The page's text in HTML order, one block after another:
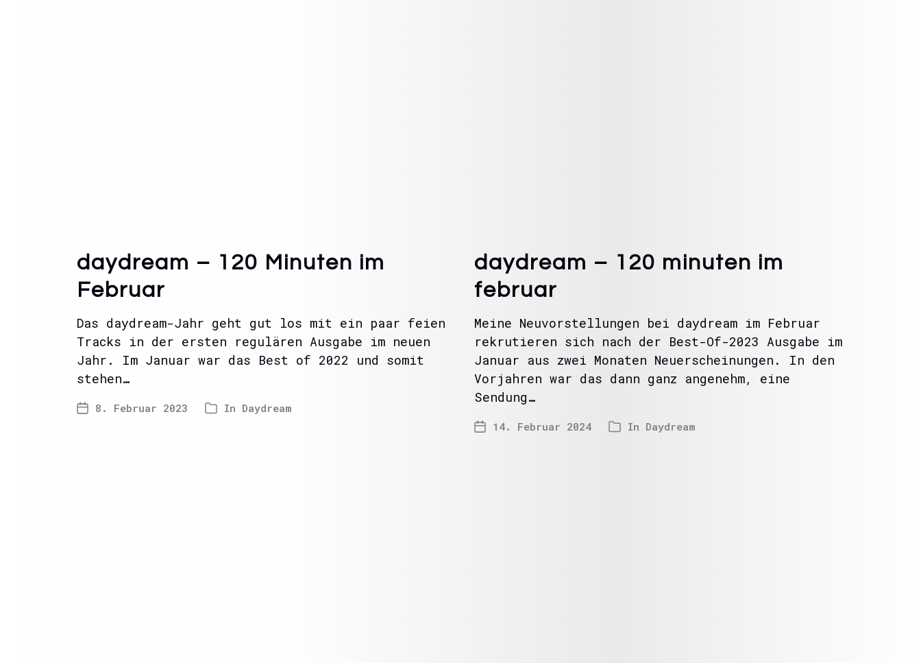
daydream – 120 Minuten im
Februar
Das daydream-Jahr geht gut los mit ein paar feien
Tracks in der ersten regulären Ausgabe im neuen
Jahr. Im Januar war das Best of 2022 und somit
stehen…
8. Februar 2023 In Daydream
daydream – 120 minuten im
februar
Meine Neuvorstellungen bei daydream im Februar
rekrutieren sich nach der Best-Of-2023 Ausgabe im
Januar aus zwei Monaten Neuerscheinungen. In den
Vorjahren war das dann ganz angenehm, eine
Sendung…
14. Februar 2024 In Daydream